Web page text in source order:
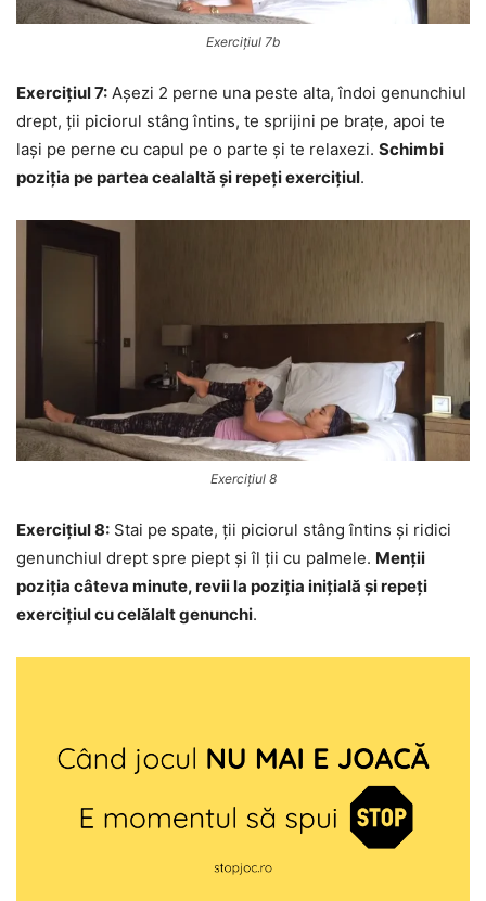
Exercițiul 7b
Exercițiul 7: Așezi 2 perne una peste alta, îndoi genunchiul
drept, ții piciorul stâng întins, te sprijini pe brațe, apoi te
lași pe perne cu capul pe o parte și te relaxezi. Schimbi
poziția pe partea cealaltă și repeți exercițiul.
Exercițiul 8
Exercițiul 8: Stai pe spate, ții piciorul stâng întins și ridici
genunchiul drept spre piept și îl ții cu palmele. Menții
poziția câteva minute, revii la poziția inițială și repeți
exercițiul cu celălalt genunchi.